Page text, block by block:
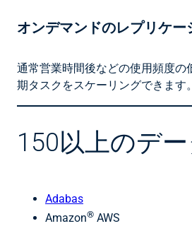
オンデマンドのレプリケー
通常営業時間後などの使用頻度
期タスクをスケーリングできます。
150以上のデ
Adabas
Amazon® AWS